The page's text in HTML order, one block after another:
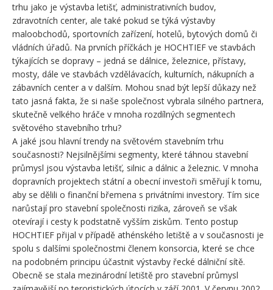
trhu jako je výstavba letišť, administrativních budov,
zdravotních center, ale také pokud se týká výstavby
maloobchodů, sportovních zařízení, hotelů, bytových domů či
vládních úřadů. Na prvních příčkách je HOCHTIEF ve stavbách
týkajících se dopravy – jedná se dálnice, železnice, přístavy,
mosty, dále ve stavbách vzdělávacích, kulturních, nákupních a
zábavních center a v dalším. Mohou snad být lepší důkazy než
tato jasná fakta, že si naše společnost vybrala silného partnera,
skutečně velkého hráče v mnoha rozdílných segmentech
světového stavebního trhu?
A jaké jsou hlavní trendy na světovém stavebním trhu
současnosti? Nejsilnějšími segmenty, které táhnou stavební
průmysl jsou výstavba letišť, silnic a dálnic a železnic. V mnoha
dopravních projektech státní a obecní investoři směřují k tomu,
aby se dělili o finanční břemena s privátními investory. Tím sice
narůstají pro stavební společnosti rizika, zároveň se však
otevírají i cesty k podstatně vyšším ziskům. Tento postup
HOCHTIEF přijal v případě athénského letiště a v současnosti je
spolu s dalšími společnostmi členem konsorcia, které se chce
na podobném principu účastnit výstavby řecké dálniční sítě.
Obecně se stala mezinárodní letiště pro stavební průmysl